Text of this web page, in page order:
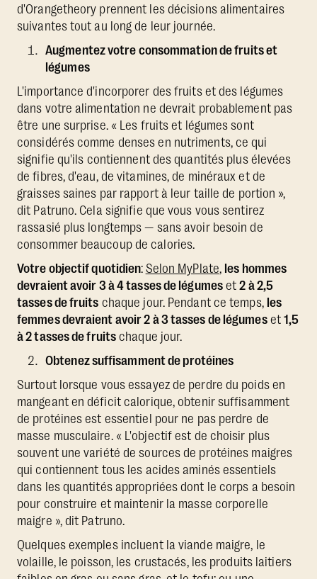
d'Orangetheory prennent les décisions alimentaires
suivantes tout au long de leur journée.
Augmentez votre consommation de fruits et
légumes
L'importance d'incorporer des fruits et des légumes
dans votre alimentation ne devrait probablement pas
être une surprise. « Les fruits et légumes sont
considérés comme denses en nutriments, ce qui
signifie qu'ils contiennent des quantités plus élevées
de fibres, d'eau, de vitamines, de minéraux et de
graisses saines par rapport à leur taille de portion »,
dit Patruno. Cela signifie que vous vous sentirez
rassasié plus longtemps — sans avoir besoin de
consommer beaucoup de calories.
Votre objectif quotidien: Selon MyPlate, les hommes
devraient avoir 3 à 4 tasses de légumeset2 à 2,5
tasses de fruits chaque jour. Pendant ce temps, les
femmes devraient avoir 2 à 3 tasses de légumeset1,5
à 2 tasses de fruits chaque jour.
Obtenez suffisamment de protéines
Surtout lorsque vous essayez de perdre du poids en
mangeant en déficit calorique, obtenir suffisamment
de protéines est essentiel pour ne pas perdre de
masse musculaire. « L'objectif est de choisir plus
souvent une variété de sources de protéines maigres
qui contiennent tous les acides aminés essentiels
dans les quantités appropriées dont le corps a besoin
pour construire et maintenir la masse corporelle
maigre », dit Patruno.
Quelques exemples incluent la viande maigre, le
volaille, le poisson, les crustacés, les produits laitiers